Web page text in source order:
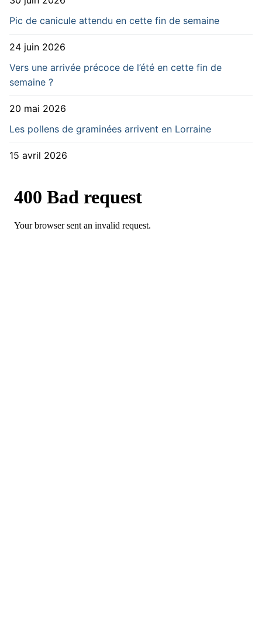
Pic de canicule attendu en cette fin de semaine
24 juin 2026
Vers une arrivée précoce de l’été en cette fin de
semaine ?
20 mai 2026
Les pollens de graminées arrivent en Lorraine
15 avril 2026